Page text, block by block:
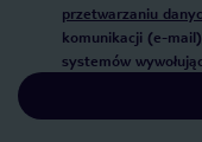
przetwarzaniu
komunikacji (e-
systemów